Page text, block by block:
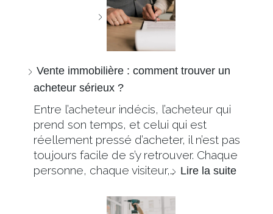
Vente immobilière : comment trouver un
acheteur sérieux ?
Entre l’acheteur indécis, l’acheteur qui
prend son temps, et celui qui est
réellement pressé d’acheter, il n’est pas
toujours facile de s’y retrouver. Chaque
personne, chaque visiteur,… Lire la suite